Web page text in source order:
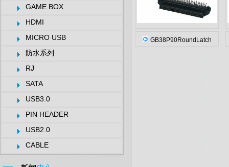
GAME BOX
HDMI
MICRO USB
防水系列
RJ
SATA
USB3.0
PIN HEADER
USB2.0
CABLE
GB38P90RoundLatch